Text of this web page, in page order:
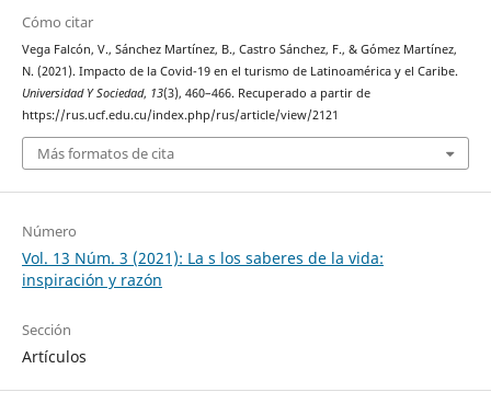
Cómo citar
Vega Falcón, V., Sánchez Martínez, B., Castro Sánchez, F., & Gómez Martínez,
N. (2021). Impacto de la Covid-19 en el turismo de Latinoamérica y el Caribe.
Universidad Y Sociedad, 13(3), 460–466. Recuperado a partir de
https://rus.ucf.edu.cu/index.php/rus/article/view/2121
Más formatos de cita
Número
Vol. 13 Núm. 3 (2021): La s los saberes de la vida:
inspiración y razón
Sección
Artículos